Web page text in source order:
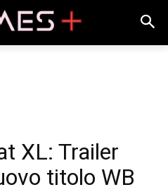
XL: Trailer
titolo WB